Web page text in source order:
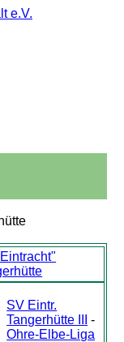
SV Eintr.
Tangerhütte III
-
Ohre-Elbe-Liga